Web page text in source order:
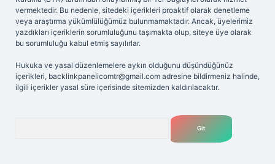
vermektedir. Bu nedenle, sitedeki içerikleri proaktif olarak denetleme
veya araştırma yükümlülüğümüz bulunmamaktadır. Ancak, üyelerimiz
yazdıkları içeriklerin sorumluluğunu taşımakta olup, siteye üye olarak
bu sorumluluğu kabul etmiş sayılırlar.
Hukuka ve yasal düzenlemelere aykırı olduğunu düşündüğünüz
içerikleri, backlinkpanelicomtr@gmail.com adresine bildirmeniz halinde,
ilgili içerikler yasal süre içerisinde sitemizden kaldırılacaktır.